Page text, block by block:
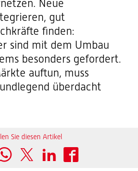
Neue
gut
finden:
sind mit dem Umbau
besonders gefordert.
auftun, muss
überdacht
Sie diesen Artikel